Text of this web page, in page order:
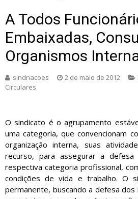
A Todos
Embaixadas,
Organismos
sindnacoes 2 de maio de 2012
Circulares
O sindicato é o agrupamento
uma categoria, que convencionam
organização interna, suas
recurso, para assegurar a
respectiva categoria profissional,
condições de vida e trabalho. O
permanente, buscando a defesa